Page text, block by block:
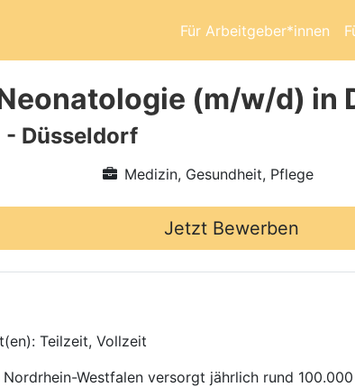
Für Arbeitgeber*innen
(m/w/d) in
- Düsseldorf
Medizin, Gesundheit, Pflege
Jetzt Bewerben
Teilzeit, Vollzeit
Westfalen versorgt jährlich rund